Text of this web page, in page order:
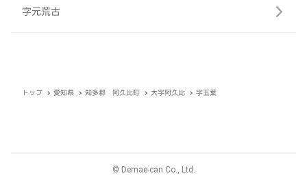
字元荒古
トップ 愛知県 知多郡 阿久比町 大字阿久比 字五葉
© Demae-can Co., Ltd.